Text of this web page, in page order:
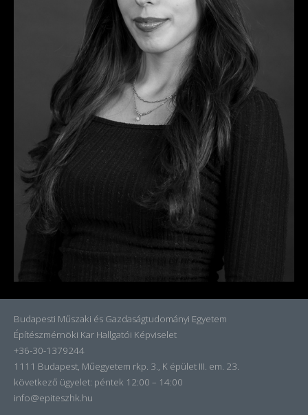
Budapesti Műszaki és Gazdaságtudományi Egyetem
Építészmérnöki Kar Hallgatói Képviselet
+36-30-1379244
1111 Budapest, Műegyetem rkp. 3., K épület III. em. 23.
következő ügyelet: péntek 12:00 – 14:00
info@epiteszhk.hu